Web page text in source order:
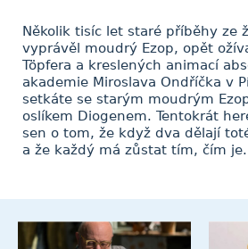
Několik tisíc let staré příběhy ze
vyprávěl moudrý Ezop, opět
Töpfera a kreslených animací
akademie Miroslava Ondříčka v
setkáte se starým moudrým
oslíkem Diogenem. Tentokrát
sen o tom, že když dva dělají
a že každý má zůstat tím, čím